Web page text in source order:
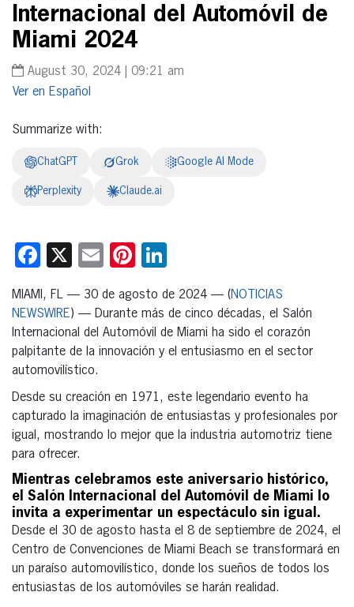
Internacional del Automóvil de
Miami 2024
August 30, 2024 | 09:21 am
Español
Summarize with:
ChatGPT Grok Google AI Mode
Perplexity Claude.ai
Facebook
X EmailPinterest
MIAMI, FL — 30 de agosto de 2024 — (NOTICIAS
NEWSWIRE) — Durante más de cinco décadas, el Salón
Internacional del Automóvil de Miami ha sido el corazón
palpitante de la innovación y el entusiasmo en el sector
automovilístico.
Desde su creación en 1971, este legendario evento ha
capturado la imaginación de entusiastas y profesionales por
igual, mostrando lo mejor que la industria automotriz tiene
para ofrecer.
Mientras celebramos este aniversario histórico,
el Salón Internacional del Automóvil de Miami lo
invita a experimentar un espectáculo sin igual.
Desde el 30 de agosto hasta el 8 de septiembre de 2024, el
Centro de Convenciones de Miami Beach se transformará en
un paraíso automovilístico, donde los sueños de todos los
entusiastas de los automóviles se harán realidad.